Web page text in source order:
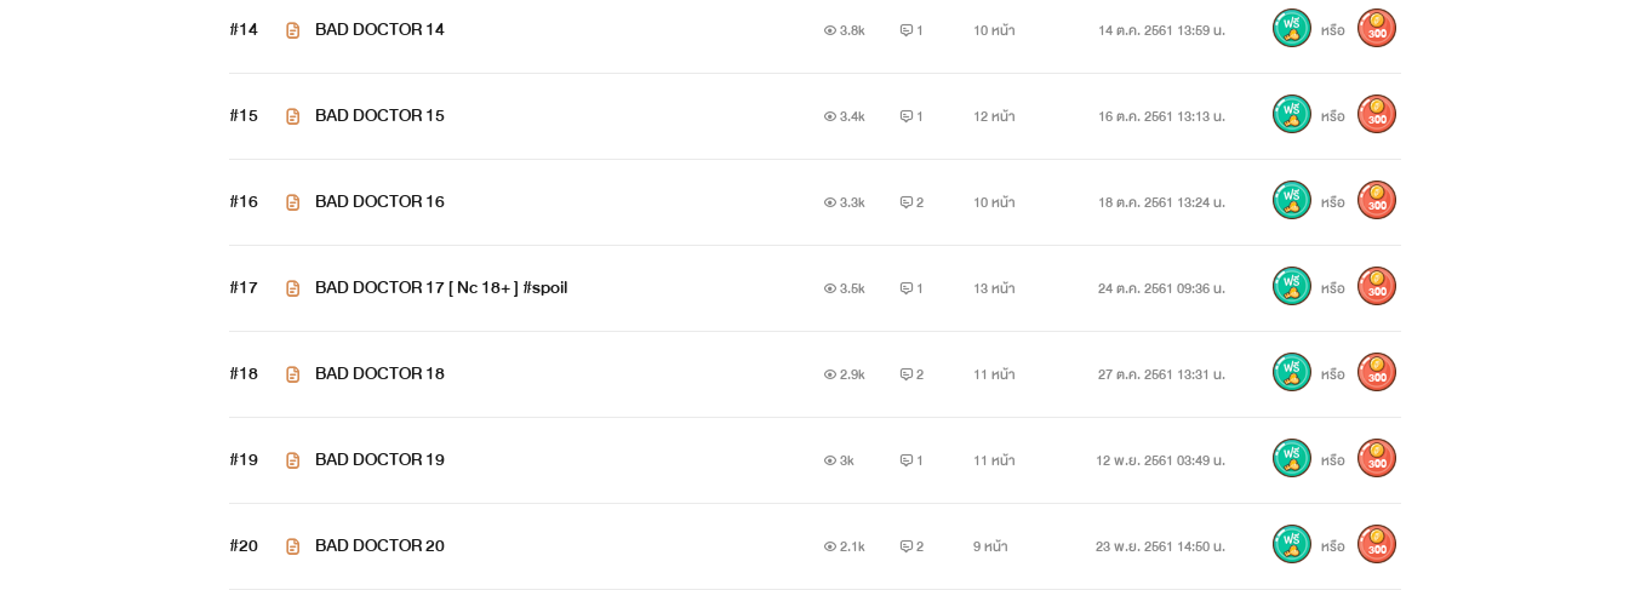
โมเม: สวย เซ็กซี่ เป็นตัวขอตัวเองและมั่นใจในตัวเองสูง เจ้าของตำแหน่งดาวคณะวิศวกรรมและดาวมหาลัย
#14 BAD DOCTOR 14 3.8k 1 10 หน้า 14 ต.ค. 2561 13:59 น. หรือ 300
#15 BAD DOCTOR 15 3.4k 1 12 หน้า 16 ต.ค. 2561 13:13 น. หรือ 300
#16 BAD DOCTOR 16 3.3k 2 10 หน้า 18 ต.ค. 2561 13:24 น. หรือ 300
#17 BAD DOCTOR 17 [ Nc 18+ ] #spoil 3.5k 1 13 หน้า 24 ต.ค. 2561 09:36 น. หรือ 300
#18 BAD DOCTOR 18 2.9k 2 11 หน้า 27 ต.ค. 2561 13:31 น. หรือ 300
#19 BAD DOCTOR 19 3k 1 11 หน้า 12 พ.ย. 2561 03:49 น. หรือ 300
#20 BAD DOCTOR 20 2.1k 2 9 หน้า 23 พ.ย. 2561 14:50 น. หรือ 300